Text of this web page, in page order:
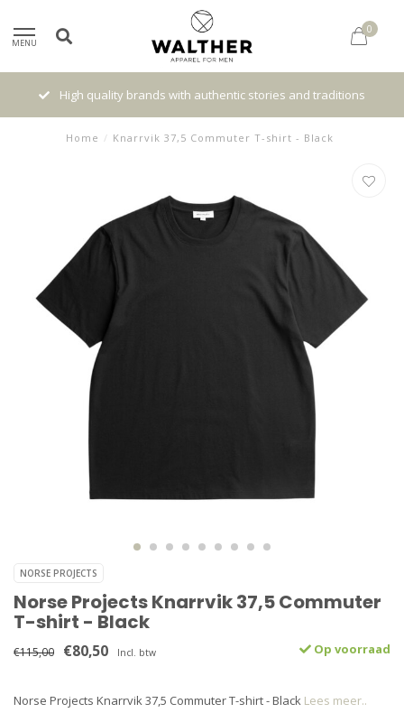
MENU
0
High quality brands with authentic stories and traditions
Home / Knarrvik 37,5 Commuter T-shirt - Black
NORSE PROJECTS
Norse Projects Knarrvik 37,5 Commuter
T-shirt - Black
€115,00 €80,50 Incl. btw Op voorraad
Norse Projects Knarrvik 37,5 Commuter T-shirt - Black Lees meer..